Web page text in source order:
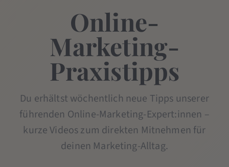
Online-
Marketing-
Praxistipps
Du erhältst wöchentlich neue Tipps unserer
führenden Online-Marketing-Expert:innen –
kurze Videos zum direkten Mitnehmen für
deinen Marketing-Alltag.